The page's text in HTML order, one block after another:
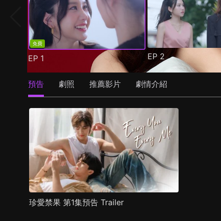
免費
EP 1 EP 2
預告 劇照 推薦影片 劇情介紹
珍愛禁果 第1集預告 Trailer